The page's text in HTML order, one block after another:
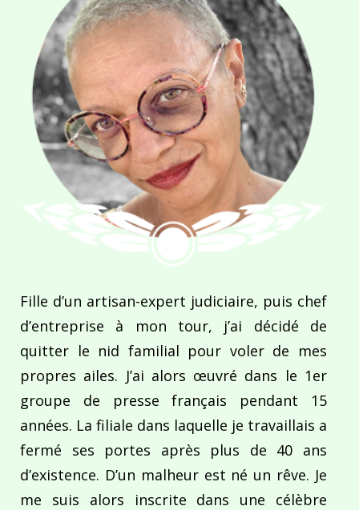
Fille d’un artisan-expert judiciaire, puis chef
d’entreprise à mon tour, j’ai décidé de
quitter le nid familial pour voler de mes
propres ailes. J’ai alors œuvré dans le 1er
groupe de presse français pendant 15
années. La filiale dans laquelle je travaillais a
fermé ses portes après plus de 40 ans
d’existence. D’un malheur est né un rêve. Je
me suis alors inscrite dans une célèbre